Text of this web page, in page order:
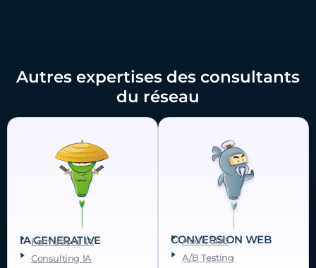
Autres expertises des consultants
du réseau
IA GENERATIVE
Formations IA
Consulting IA
CONVERSION WEB
Audit CRO
A/B Testing